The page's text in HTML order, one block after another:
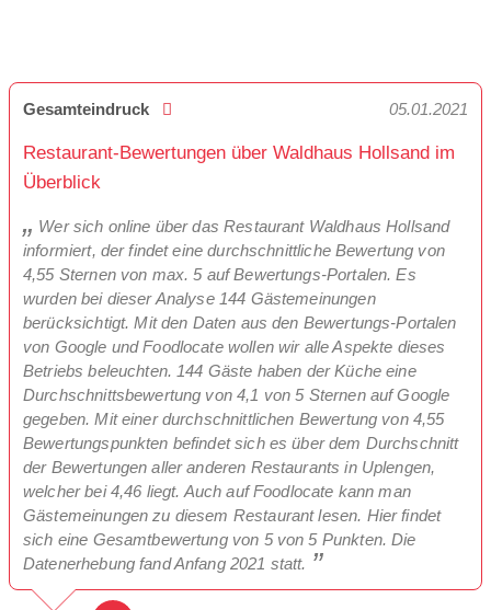
Gesamteindruck 05.01.2021
Restaurant-Bewertungen über Waldhaus Hollsand im
Überblick
Wer sich online über das Restaurant Waldhaus Hollsand
informiert, der findet eine durchschnittliche Bewertung von
4,55 Sternen von max. 5 auf Bewertungs-Portalen. Es
wurden bei dieser Analyse 144 Gästemeinungen
berücksichtigt. Mit den Daten aus den Bewertungs-Portalen
von Google und Foodlocate wollen wir alle Aspekte dieses
Betriebs beleuchten. 144 Gäste haben der Küche eine
Durchschnittsbewertung von 4,1 von 5 Sternen auf Google
gegeben. Mit einer durchschnittlichen Bewertung von 4,55
Bewertungspunkten befindet sich es über dem Durchschnitt
der Bewertungen aller anderen Restaurants in Uplengen,
welcher bei 4,46 liegt. Auch auf Foodlocate kann man
Gästemeinungen zu diesem Restaurant lesen. Hier findet
sich eine Gesamtbewertung von 5 von 5 Punkten. Die
Datenerhebung fand Anfang 2021 statt.